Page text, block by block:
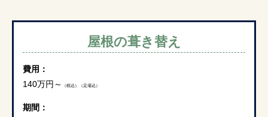
屋根の葺き替え
費用：
140万円～
（税込）（足場込）
期間：